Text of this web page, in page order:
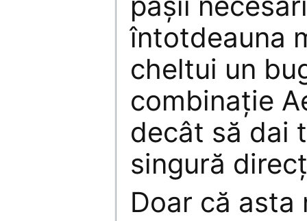
întotdeauna
cheltui un
combinație
decât să dai
singură
Doar că